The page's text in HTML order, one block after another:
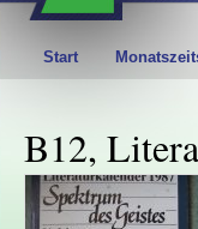
Start
B12,